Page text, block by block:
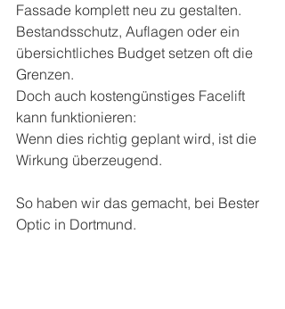
Fassade komplett neu zu gestalten.
Bestandsschutz, Auflagen oder ein
übersichtliches Budget setzen oft die
Grenzen.
Doch auch kostengünstiges Facelift
kann funktionieren:
Wenn dies richtig geplant wird, ist die
Wirkung überzeugend.
So haben wir das gemacht, bei Bester
Optic in Dortmund.